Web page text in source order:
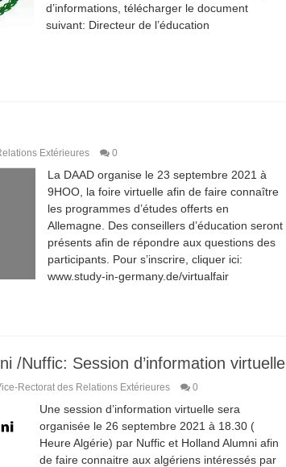
d’informations, télécharger le document
suivant: Directeur de l’éducation
Extérieures 0
La DAAD organise le 23 septembre 2021 à
9HOO, la foire virtuelle afin de faire connaître
les programmes d’études offerts en
Allemagne. Des conseillers d’éducation seront
présents afin de répondre aux questions des
participants. Pour s’inscrire, cliquer ici:
www.study-in-germany.de/virtualfair
/Nuffic: Session d’information virtuelle
Rectorat des Relations Extérieures 0
Une session d’information virtuelle sera
organisée le 26 septembre 2021 à 18.30 (
Heure Algérie) par Nuffic et Holland Alumni afin
de faire connaitre aux algériens intéressés par